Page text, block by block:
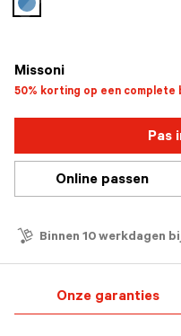
Missoni
50% korting op een complete
geselecteerd
Pas
Online passen
Binnen 10 werkdagen
Onze garanties